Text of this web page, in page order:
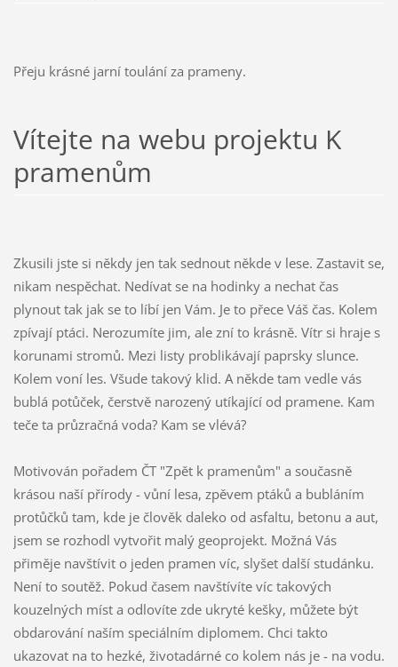
Přeju krásné jarní toulání za prameny.
Vítejte na webu projektu K
pramenům
Zkusili jste si někdy jen tak sednout někde v lese. Zastavit se,
nikam nespěchat. Nedívat se na hodinky a nechat čas
plynout tak jak se to líbí jen Vám. Je to přece Váš čas. Kolem
zpívají ptáci. Nerozumíte jim, ale zní to krásně. Vítr si hraje s
korunami stromů. Mezi listy problikávají paprsky slunce.
Kolem voní les. Všude takový klid. A někde tam vedle vás
bublá potůček, čerstvě narozený utíkající od pramene. Kam
teče ta průzračná voda? Kam se vlévá?
Motivován pořadem ČT "Zpět k pramenům" a současně
krásou naší přírody - vůní lesa, zpěvem ptáků a bubláním
protůčků tam, kde je člověk daleko od asfaltu, betonu a aut,
jsem se rozhodl vytvořit malý geoprojekt. Možná Vás
přiměje navštívit o jeden pramen víc, slyšet další studánku.
Není to soutěž. Pokud časem navštívíte víc takových
kouzelných míst a odlovíte zde ukryté kešky, můžete být
obdarování naším speciálním diplomem. Chci takto
ukazovat na to hezké, životadárné co kolem nás je - na vodu.